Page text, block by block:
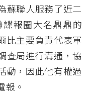
蘇聯人服務了近二
報圈大名鼎鼎的
比主要負責代表軍
查局進行溝通，協
動，因此他有權過
報。